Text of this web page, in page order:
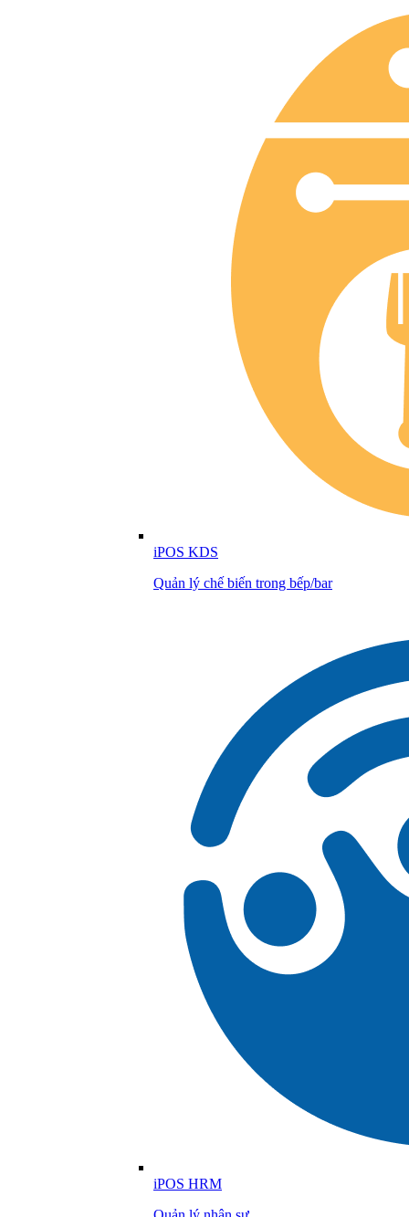
iPOS KDS
Quản lý chế biến trong bếp/bar
iPOS HRM